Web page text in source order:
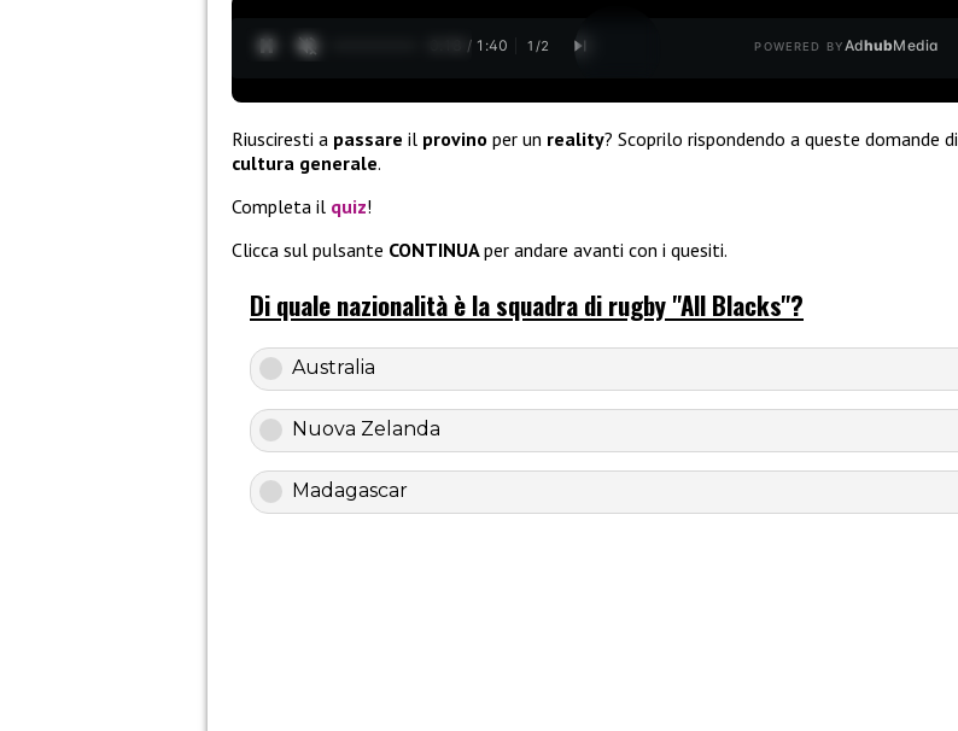
0:20 / 1:40 1 /2 POWERED BYAdhubMedia
Riusciresti a passare il provino per un reality? Scoprilo rispondendo a queste domande di
cultura generale.
Completa il quiz!
Clicca sul pulsante CONTINUAper andare avanti con i quesiti.
Di quale nazionalità è la squadra di rugby "All Blacks"?
Australia
Nuova Zelanda
Madagascar